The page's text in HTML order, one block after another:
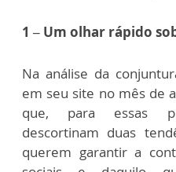
1 – Um olhar rápido
Na análise da
em seu site no mês de
que, para essas
descortinam duas
querem garantir a